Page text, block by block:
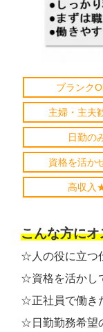
ブランク
主婦・主夫
日勤の
資格を活か
高収入
こんな方にオ
☆人の役に立つ
☆資格を活かし
☆正社員で働き
☆日勤勤務希望